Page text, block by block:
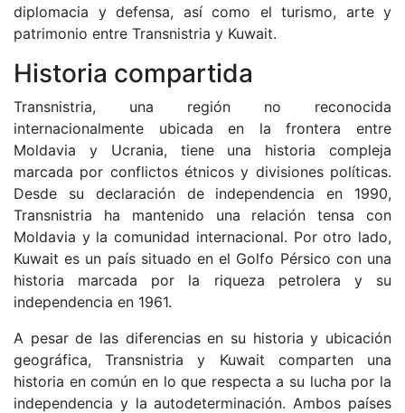
diplomacia y defensa, así como el turismo, arte y
patrimonio entre Transnistria y Kuwait.
Historia compartida
Transnistria, una región no reconocida
internacionalmente ubicada en la frontera entre
Moldavia y Ucrania, tiene una historia compleja
marcada por conflictos étnicos y divisiones políticas.
Desde su declaración de independencia en 1990,
Transnistria ha mantenido una relación tensa con
Moldavia y la comunidad internacional. Por otro lado,
Kuwait es un país situado en el Golfo Pérsico con una
historia marcada por la riqueza petrolera y su
independencia en 1961.
A pesar de las diferencias en su historia y ubicación
geográfica, Transnistria y Kuwait comparten una
historia en común en lo que respecta a su lucha por la
independencia y la autodeterminación. Ambos países